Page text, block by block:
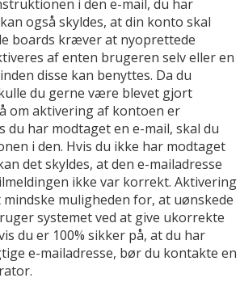
i den e-mail, du har
også skyldes, at din konto skal
boards kræver at nyoprettede
af enten brugeren selv eller en
disse kan benyttes. Da du
du gerne være blevet gjort
om aktivering af kontoen er
du har modtaget en e-mail, skal du
i den. Hvis du ikke har modtaget
det skyldes, at den e-mailadresse
ikke var korrekt. Aktivering
muligheden for, at uønskede
systemet ved at give ukorrekte
du er 100% sikker på, at du har
e-mailadresse, bør du kontakte en